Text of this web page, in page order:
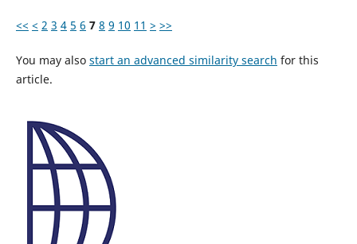
<< < 2 3 4 5 6 7 8 9 10 11 > >>
You may also start an advanced similarity search for this
article.